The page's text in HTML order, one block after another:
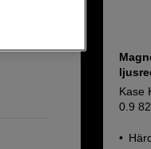
Kase
0.9